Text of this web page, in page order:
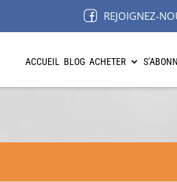
REJOIGNEZ-
ACCUEIL BLOG ACHETER